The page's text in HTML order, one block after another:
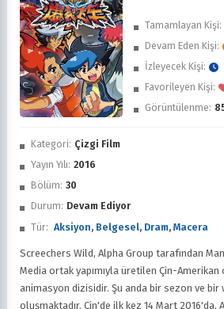
İzledim
Favorilere Ekle
Sonra İzle
Kategori: Çizgi Film
Yayın Yılı: 2016
Bölüm: 30
Durum: Devam Ediyor
Tür: Aksiyon, Belgesel, Dram, Macera
Tamamlayan Kişi:
Devam Eden Kişi:
İzleyecek Kişi:
Favorileyen Kişi:
Görüntülenme:
Screechers Wild, Alpha Group tarafından
Media ortak yapımıyla üretilen Çin-Amerikan
animasyon dizisidir. Şu anda bir sezon ve bir
oluşmaktadır. Çin'de ilk kez 14 Mart 2016'da,